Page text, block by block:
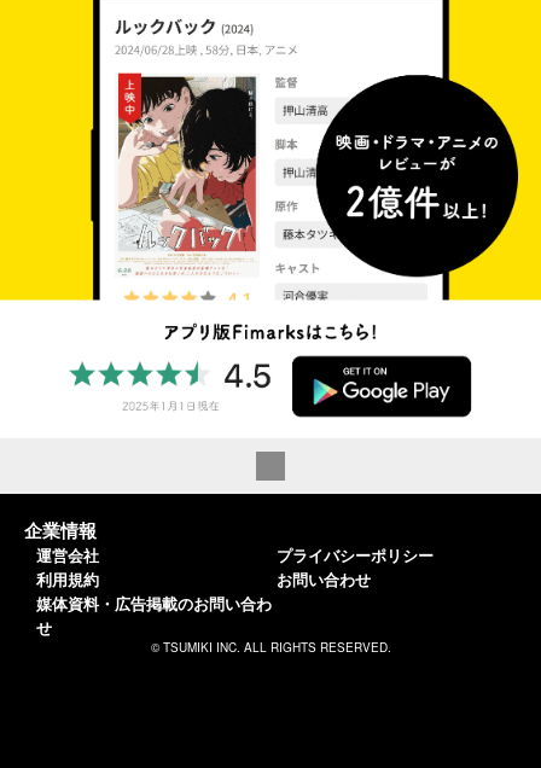
企業情報
運営会社
利用規約
媒体資料・広告掲載のお問い合わ
せ
プライバシーポリシー
お問い合わせ
© TSUMIKI INC. ALL RIGHTS RESERVED.